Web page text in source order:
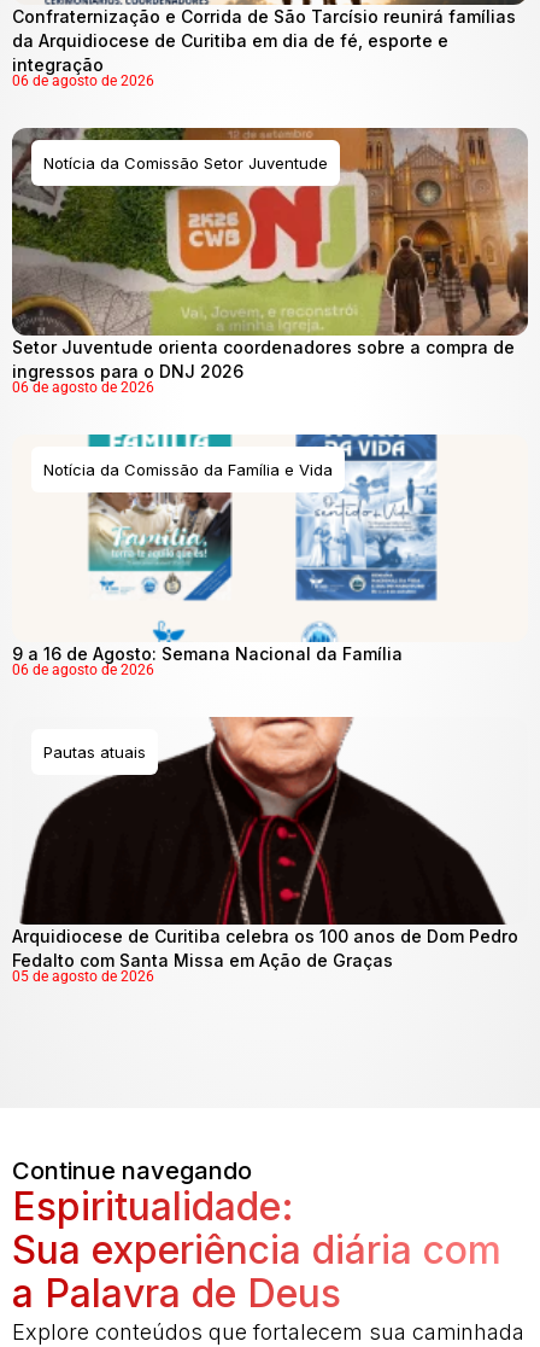
Confraternização e Corrida de São Tarcísio reunirá famílias
da Arquidiocese de Curitiba em dia de fé, esporte e
integração
06 de agosto de 2026
Notícia da Comissão Setor Juventude
Setor Juventude orienta coordenadores sobre a compra de
ingressos para o DNJ 2026
06 de agosto de 2026
Notícia da Comissão da Família e Vida
9 a 16 de Agosto: Semana Nacional da Família
06 de agosto de 2026
Pautas atuais
Arquidiocese de Curitiba celebra os 100 anos de Dom Pedro
Fedalto com Santa Missa em Ação de Graças
05 de agosto de 2026
Continue navegando
Espiritualidade:
Sua experiência diária com
a Palavra de Deus
Explore conteúdos que fortalecem sua caminhada